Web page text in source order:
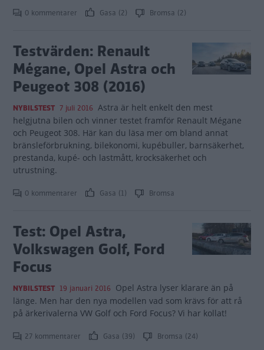
0 kommentarer Gasa (2) Bromsa (2)
Testvärden: Renault
Mégane, Opel Astra och
Peugeot 308 (2016)
NYBILSTEST 7 juli 2016 Astra är helt enkelt den mest
helgjutna bilen och vinner testet framför Renault Mégane
och Peugeot 308. Här kan du läsa mer om bland annat
bränsleförbrukning, bilekonomi, kupébuller, barnsäkerhet,
prestanda, kupé- och lastmått, krocksäkerhet och
utrustning.
0 kommentarer Gasa (1) Bromsa
Test: Opel Astra,
Volkswagen Golf, Ford
Focus
NYBILSTEST 19 januari 2016 Opel Astra lyser klarare än på
länge. Men har den nya modellen vad som krävs för att rå
på ärkerivalerna VW Golf och Ford Focus? Vi har kollat!
27 kommentarer Gasa (39) Bromsa (24)